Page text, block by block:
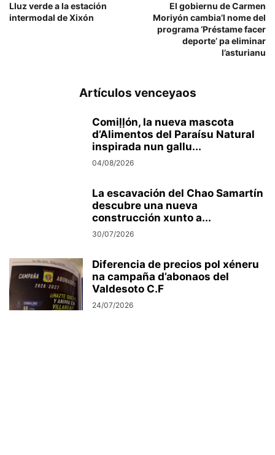
Lluz verde a la estación
intermodal de Xixón
El gobiernu de Carmen
Moriyón cambia’l nome del
programa ‘Préstame facer
deporte’ pa eliminar
l’asturianu
Artículos venceyaos
Comiḷḷón, la nueva mascota
d’Alimentos del Paraísu Natural
inspirada nun gallu...
04/08/2026
La escavación del Chao Samartín
descubre una nueva
construcción xunto a...
30/07/2026
Diferencia de precios pol xéneru
na campaña d’abonaos del
Valdesoto C.F
24/07/2026